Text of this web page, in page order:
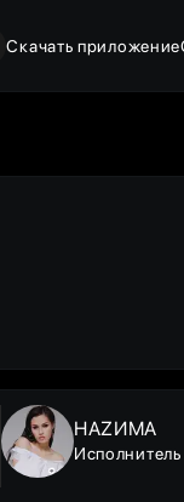
Скачать приложение
НАZИМА
Исполнитель